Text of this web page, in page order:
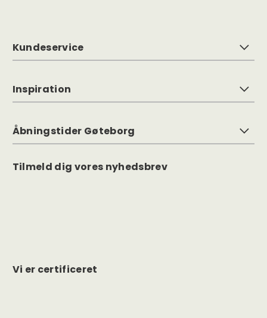
Kundeservice
Inspiration
Åbningstider Gøteborg
Tilmeld dig vores nyhedsbrev
Vi er certificeret